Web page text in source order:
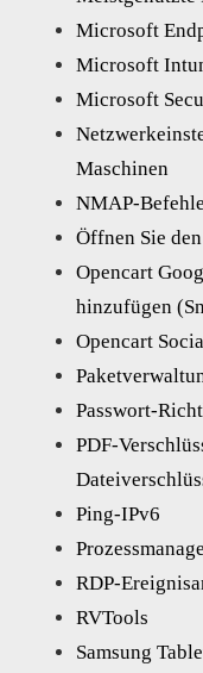
Microsoft
Microsoft
Microsoft
Maschinen
NMAP-Befehle
Öffnen Sie
Opencart
hinzufügen
Opencart
Passwort-
PDF-
Ping-IPv6
RDP-
RVTools
Samsung